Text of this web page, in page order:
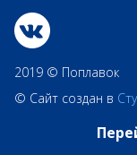
2019 © Поплавок
© Сайт создан в